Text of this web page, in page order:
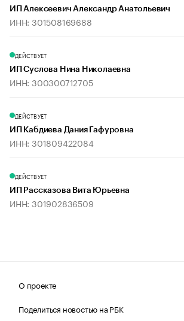
ИП Алексеевич Александр Анатольевич
ИНН: 301508169688
ДЕЙСТВУЕТ
ИП Суслова Нина Николаевна
ИНН: 300300712705
ДЕЙСТВУЕТ
ИП Кабдиева Дания Гафуровна
ИНН: 301809422084
ДЕЙСТВУЕТ
ИП Рассказова Вита Юрьевна
ИНН: 301902836509
О проекте
Поделиться новостью на РБК